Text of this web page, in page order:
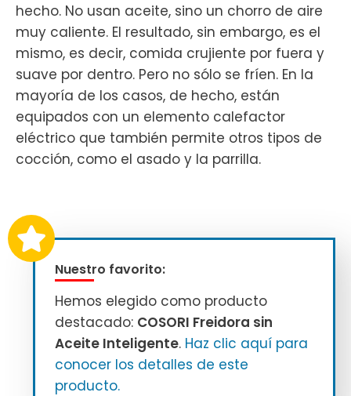
hecho. No usan aceite, sino un chorro de aire
muy caliente. El resultado, sin embargo, es el
mismo, es decir, comida crujiente por fuera y
suave por dentro. Pero no sólo se fríen. En la
mayoría de los casos, de hecho, están
equipados con un elemento calefactor
eléctrico que también permite otros tipos de
cocción, como el asado y la parrilla.
Nuestro favorito:
Hemos elegido como producto
destacado: COSORI Freidora sin
Aceite Inteligente. Haz clic aquí para
conocer los detalles de este
producto.